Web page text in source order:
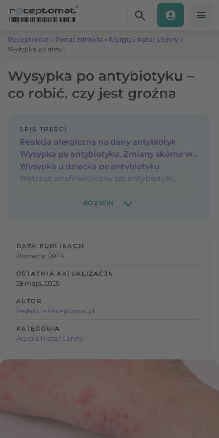
Receptomat » Portal zdrowia » Alergia i katar sienny »
Wysypka po antybiotyku –
co robić, czy jest groźna
SPIS TREŚCI
Reakcja alergiczna na dany antybiotyk
Wysypka po antybiotyku. Zmiany skórne wywołane antybiotykoterapią
Wysypka u dziecka po antybiotyku
Wstrząs anafilaktyczny po antybiotyku
DATA PUBLIKACJI
28 marca, 2024
OSTATNIA AKTUALIZACJA
28 maja, 2025
AUTOR
Redakcja Receptomat.pl
KATEGORIA
Alergia i katar sienny